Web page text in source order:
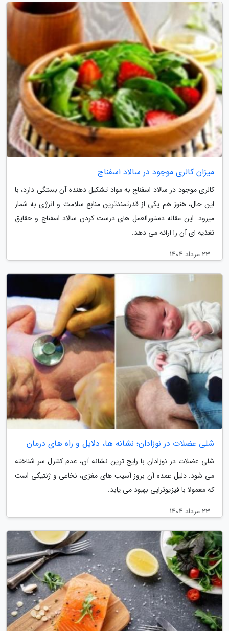
میزان کالری موجود در سالاد اسفناج
کالری موجود در سالاد اسفناج به مواد تشکیل دهنده آن بستگی دارد، با
این حال، هنوز هم یکی از قدرتمندترین منابع سلامت و انرژی به شمار
میرود. این مقاله دستورالعمل های درست کردن سالاد اسفناج و حقایق
تغذیه ای آن را ارائه می دهد.
23 مرداد 1404
شلی عضلات در نوزادان؛ نشانه ها، دلایل و راه های درمان
شلی عضلات در نوزادان با رایج ترین نشانه آن، عدم کنترل سر شناخته
می شود. دلیل عمده آن بروز آسیب های مغزی، نخاعی و ژنتیکی است
که معمولا با فیزیوتراپی بهبود می یابد.
23 مرداد 1404